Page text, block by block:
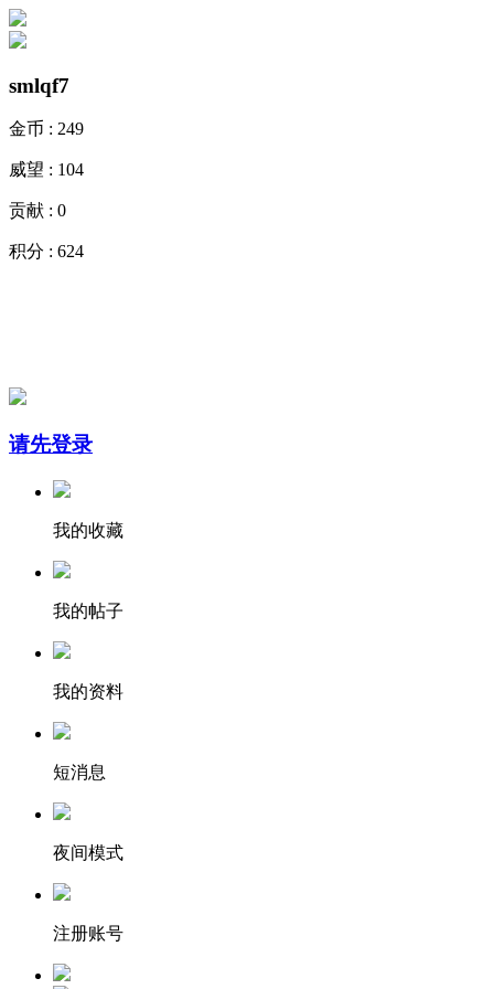
smlqf7
金币 : 249
威望 : 104
贡献 : 0
积分 : 624
请先登录
我的收藏
我的帖子
我的资料
短消息
夜间模式
注册账号